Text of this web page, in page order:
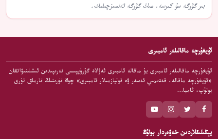
بىر گۆرگە سۇ كىرسە، مىڭ گۆرگە ئەنسىزچىلىك.
ئۇيغۇرچە ماقالىلەر ئامبىرى
ئۇيغۇرچە ماقالىلەر ئامبىرى بۇ ماقالە ئامبىرى ئەۋلاد گۇرۇپپىسى تەرىپىدىن ئىشلىنىۋاتقان
«ئۇيغۇرچە ماقالە، قەدىمىي ئەسەر ۋە قوليازمىلار ئامبىرى» چوڭ تۈرىنىڭ تارماق تۈرى
بولۇپ، ئامبا…
يېڭىلىقلاردىن خەۋەردار بولۇڭ